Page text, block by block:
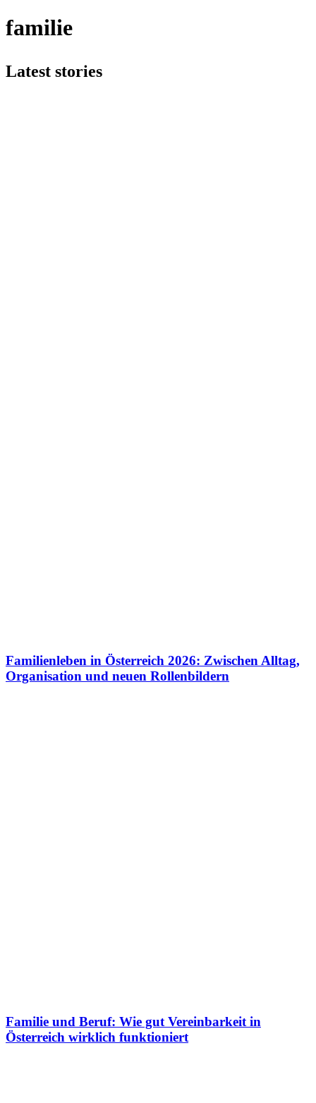
familie
Latest stories
Familienleben in Österreich 2026: Zwischen Alltag,
Organisation und neuen Rollenbildern
Familie und Beruf: Wie gut Vereinbarkeit in
Österreich wirklich funktioniert